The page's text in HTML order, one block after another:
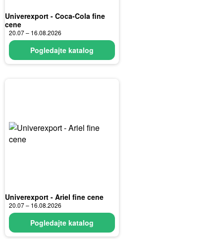
Univerexport - Coca-Cola fine
cene
20.07 – 16.08.2026
Pogledajte katalog
Univerexport - Ariel fine cene
20.07 – 16.08.2026
Pogledajte katalog